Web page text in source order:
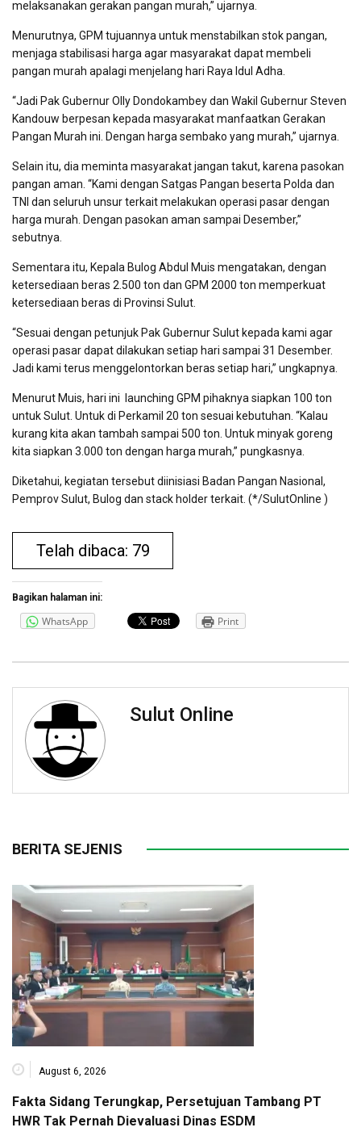
melaksanakan gerakan pangan murah,” ujarnya.
Menurutnya, GPM tujuannya untuk menstabilkan stok pangan,
menjaga stabilisasi harga agar masyarakat dapat membeli
pangan murah apalagi menjelang hari Raya Idul Adha.
“Jadi Pak Gubernur Olly Dondokambey dan Wakil Gubernur Steven
Kandouw berpesan kepada masyarakat manfaatkan Gerakan
Pangan Murah ini. Dengan harga sembako yang murah,” ujarnya.
Selain itu, dia meminta masyarakat jangan takut, karena pasokan
pangan aman. “Kami dengan Satgas Pangan beserta Polda dan
TNI dan seluruh unsur terkait melakukan operasi pasar dengan
harga murah. Dengan pasokan aman sampai Desember,”
sebutnya.
Sementara itu, Kepala Bulog Abdul Muis mengatakan, dengan
ketersediaan beras 2.500 ton dan GPM 2000 ton memperkuat
ketersediaan beras di Provinsi Sulut.
“Sesuai dengan petunjuk Pak Gubernur Sulut kepada kami agar
operasi pasar dapat dilakukan setiap hari sampai 31 Desember.
Jadi kami terus menggelontorkan beras setiap hari,” ungkapnya.
Menurut Muis, hari ini launching GPM pihaknya siapkan 100 ton
untuk Sulut. Untuk di Perkamil 20 ton sesuai kebutuhan. “Kalau
kurang kita akan tambah sampai 500 ton. Untuk minyak goreng
kita siapkan 3.000 ton dengan harga murah,” pungkasnya.
Diketahui, kegiatan tersebut diinisiasi Badan Pangan Nasional,
Pemprov Sulut, Bulog dan stack holder terkait. (*/SulutOnline )
Telah dibaca: 79
Bagikan halaman ini:
WhatsApp Print
Sulut Online
BERITA SEJENIS
August 6, 2026
Fakta Sidang Terungkap, Persetujuan Tambang PT
HWR Tak Pernah Dievaluasi Dinas ESDM